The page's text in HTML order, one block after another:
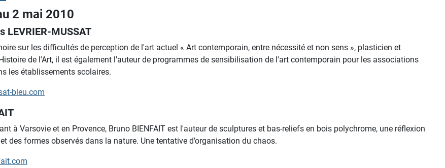
2 mai 2010
LEVRIER-MUSSAT
sur les difficultés de perception de l'art actuel « Art contemporain, entre nécessité et non sens », plasticien et
de l'Art, il est également l'auteur de programmes de sensibilisation de l'art contemporain pour les associations
les établissements scolaires.
bleu.com
à Varsovie et en Provence, Bruno BIENFAIT est l'auteur de sculptures et bas-reliefs en bois polychrome, une réflexion
des formes observés dans la nature. Une tentative d’organisation du chaos.